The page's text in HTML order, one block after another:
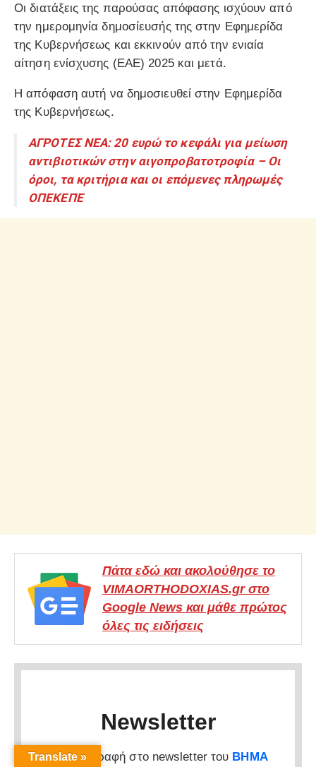
Οι διατάξεις της παρούσας απόφασης ισχύουν από
την ημερομηνία δημοσίευσής της στην Εφημερίδα
της Κυβερνήσεως και εκκινούν από την ενιαία
αίτηση ενίσχυσης (ΕΑΕ) 2025 και μετά.
Η απόφαση αυτή να δημοσιευθεί στην Εφημερίδα
της Κυβερνήσεως.
ΑΓΡΟΤΕΣ ΝΕΑ: 20 ευρώ το κεφάλι για μείωση
αντιβιοτικών στην αιγοπροβατοτροφία – Οι
όροι, τα κριτήρια και οι επόμενες πληρωμές
ΟΠΕΚΕΠΕ
Πάτα εδώ και ακολούθησε το
VIMAORTHODOXIAS.gr στο
Google News και μάθε πρώτος
όλες τις ειδήσεις
Newsletter
Κάνε εγγραφή στο newsletter του ΒΗΜΑ
Translate »